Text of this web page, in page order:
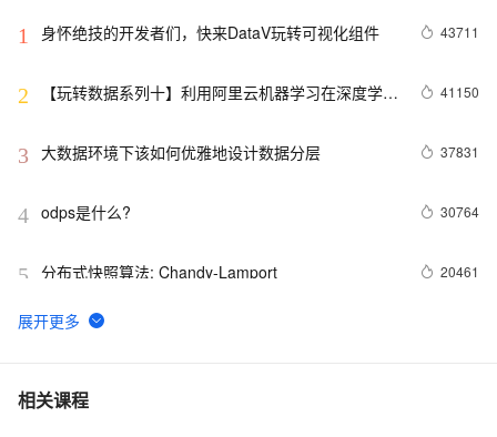
1 身怀绝技的开发者们，快来DataV玩转可视化组件 43711
2
【玩转数据系列十】利用阿里云机器学习在深度学习
41150
3 大数据环境下该如何优雅地设计数据分层 37831
4 odps是什么? 30764
5 分布式快照算法: Chandy-Lamport 20461
6 MaxCompute执行作业慢的原因排查
7 阿里云MaxCompute（大数据）公开数据集---带你玩
相关课程